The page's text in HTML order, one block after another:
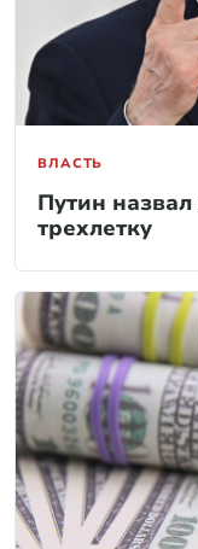
ВЛАСТЬ
Путин
трехлетку